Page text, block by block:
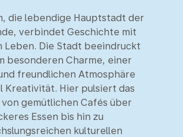
die lebendige Hauptstadt der
verbindet Geschichte mit
Leben. Die Stadt beeindruckt
besonderen Charme, einer
freundlichen Atmosphäre
Kreativität. Hier pulsiert das
gemütlichen Cafés über
Essen bis hin zu
kulturellen